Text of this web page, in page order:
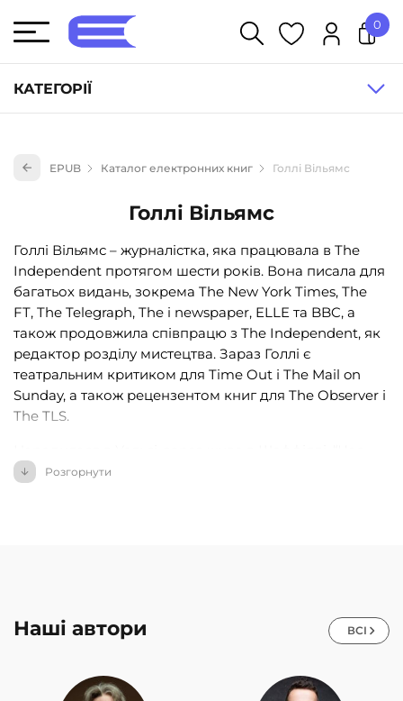
КАТЕГОРІЇ
Книги для дітей (835)
Книги для підлітків (240)
Навчальна література та посібники (527)
Енциклопедії, довідники, словники (55)
Подарункові сертифікати (1)
0
EPUB Каталог електронних книг Голлі Вільямс
Голлі Вільямс
Голлі Вільямс – журналістка, яка працювала в The
Independent протягом шести років. Вона писала для
багатьох видань, зокрема The New York Times, The
FT, The Telegraph, The i newspaper, ELLE та BBC, а
також продовжила співпрацю з The Independent, як
редактор розділу мистецтва. Зараз Голлі є
театральним критиком для Time Out і The Mail on
Sunday, а також рецензентом книг для The Observer і
The TLS.
для кохання” – дебютний роман Голлі Вільямс.
Розгорнути
Наші автори ВСІ